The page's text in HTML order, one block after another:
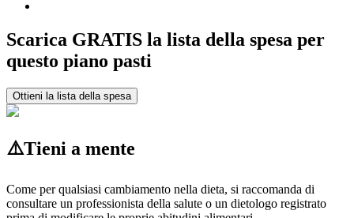
Scarica GRATIS la lista della spesa per
questo piano pasti
Ottieni la lista della spesa
⚠️Tieni a mente
Come per qualsiasi cambiamento nella dieta, si raccomanda di
consultare un professionista della salute o un dietologo registrato